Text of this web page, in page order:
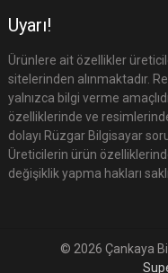
Uyarı!
Ürünlere ait özellikler
sitelerinden alınmaktadır.
yalnızca bilgi verme
özelliklerinde ve
dolayı Rüzgar Bilgisayar
Üreticilerin ürün
değişiklik yapma hakları
© 2026 Çankaya